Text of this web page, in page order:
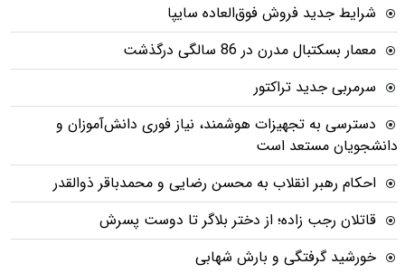
شرایط جدید فروش فوق‌العاده سایپا
معمار بسکتبال مدرن در 86 سالگی درگذشت
سرمربی جدید تراکتور
دسترسی به تجهیزات هوشمند، نیاز فوری دانش‌آموزان و
دانشجویان مستعد است
احکام رهبر انقلاب به محسن رضایی و محمدباقر ذوالقدر
قاتلان رجب زاده؛ از دختر بلاگر تا دوست پسرش
خورشید گرفتگی و بارش شهابی